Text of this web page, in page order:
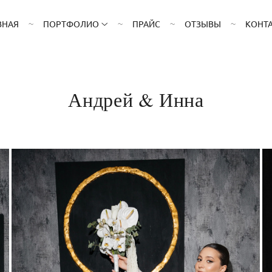
ПОРТФОЛИО ПРАЙС ОТЗЫВЫ
Андрей & Инна